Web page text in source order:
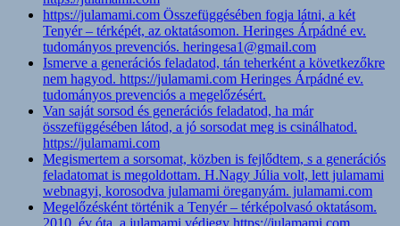
https://julamami.com Összefüggésében fogja látni, a két
Tenyér – térképét, az oktatásomon. Heringes Árpádné ev.
tudományos prevenciós. heringesa1@gmail.com
Ismerve a generációs feladatod, tán teherként a következőkre
nem hagyod. https://julamami.com Heringes Árpádné ev.
tudományos prevenciós a megelőzésért.
Van saját sorsod és generációs feladatod, ha már
összefüggésében látod, a jó sorsodat meg is csinálhatod.
https://julamami.com
Megismertem a sorsomat, közben is fejlődtem, s a generációs
feladatomat is megoldottam. H.Nagy Júlia volt, lett julamami
webnagyi, korosodva julamami öreganyám. julamami.com
Megelőzésként történik a Tenyér – térképolvasó oktatásom.
2010. év óta, a julamami védjegy https://julamami.com